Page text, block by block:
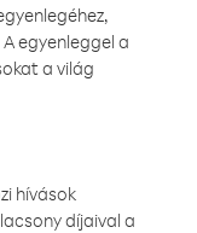
egyenleggel a
a világ
hívások
díjaival a